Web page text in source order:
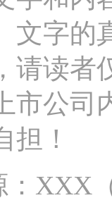
文字的
请读者
市公司
担！
：XXX